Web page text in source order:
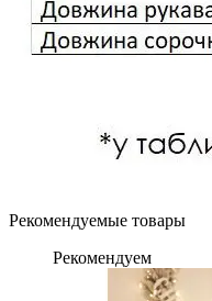
Рекомендуемые товары
Рекомендуем